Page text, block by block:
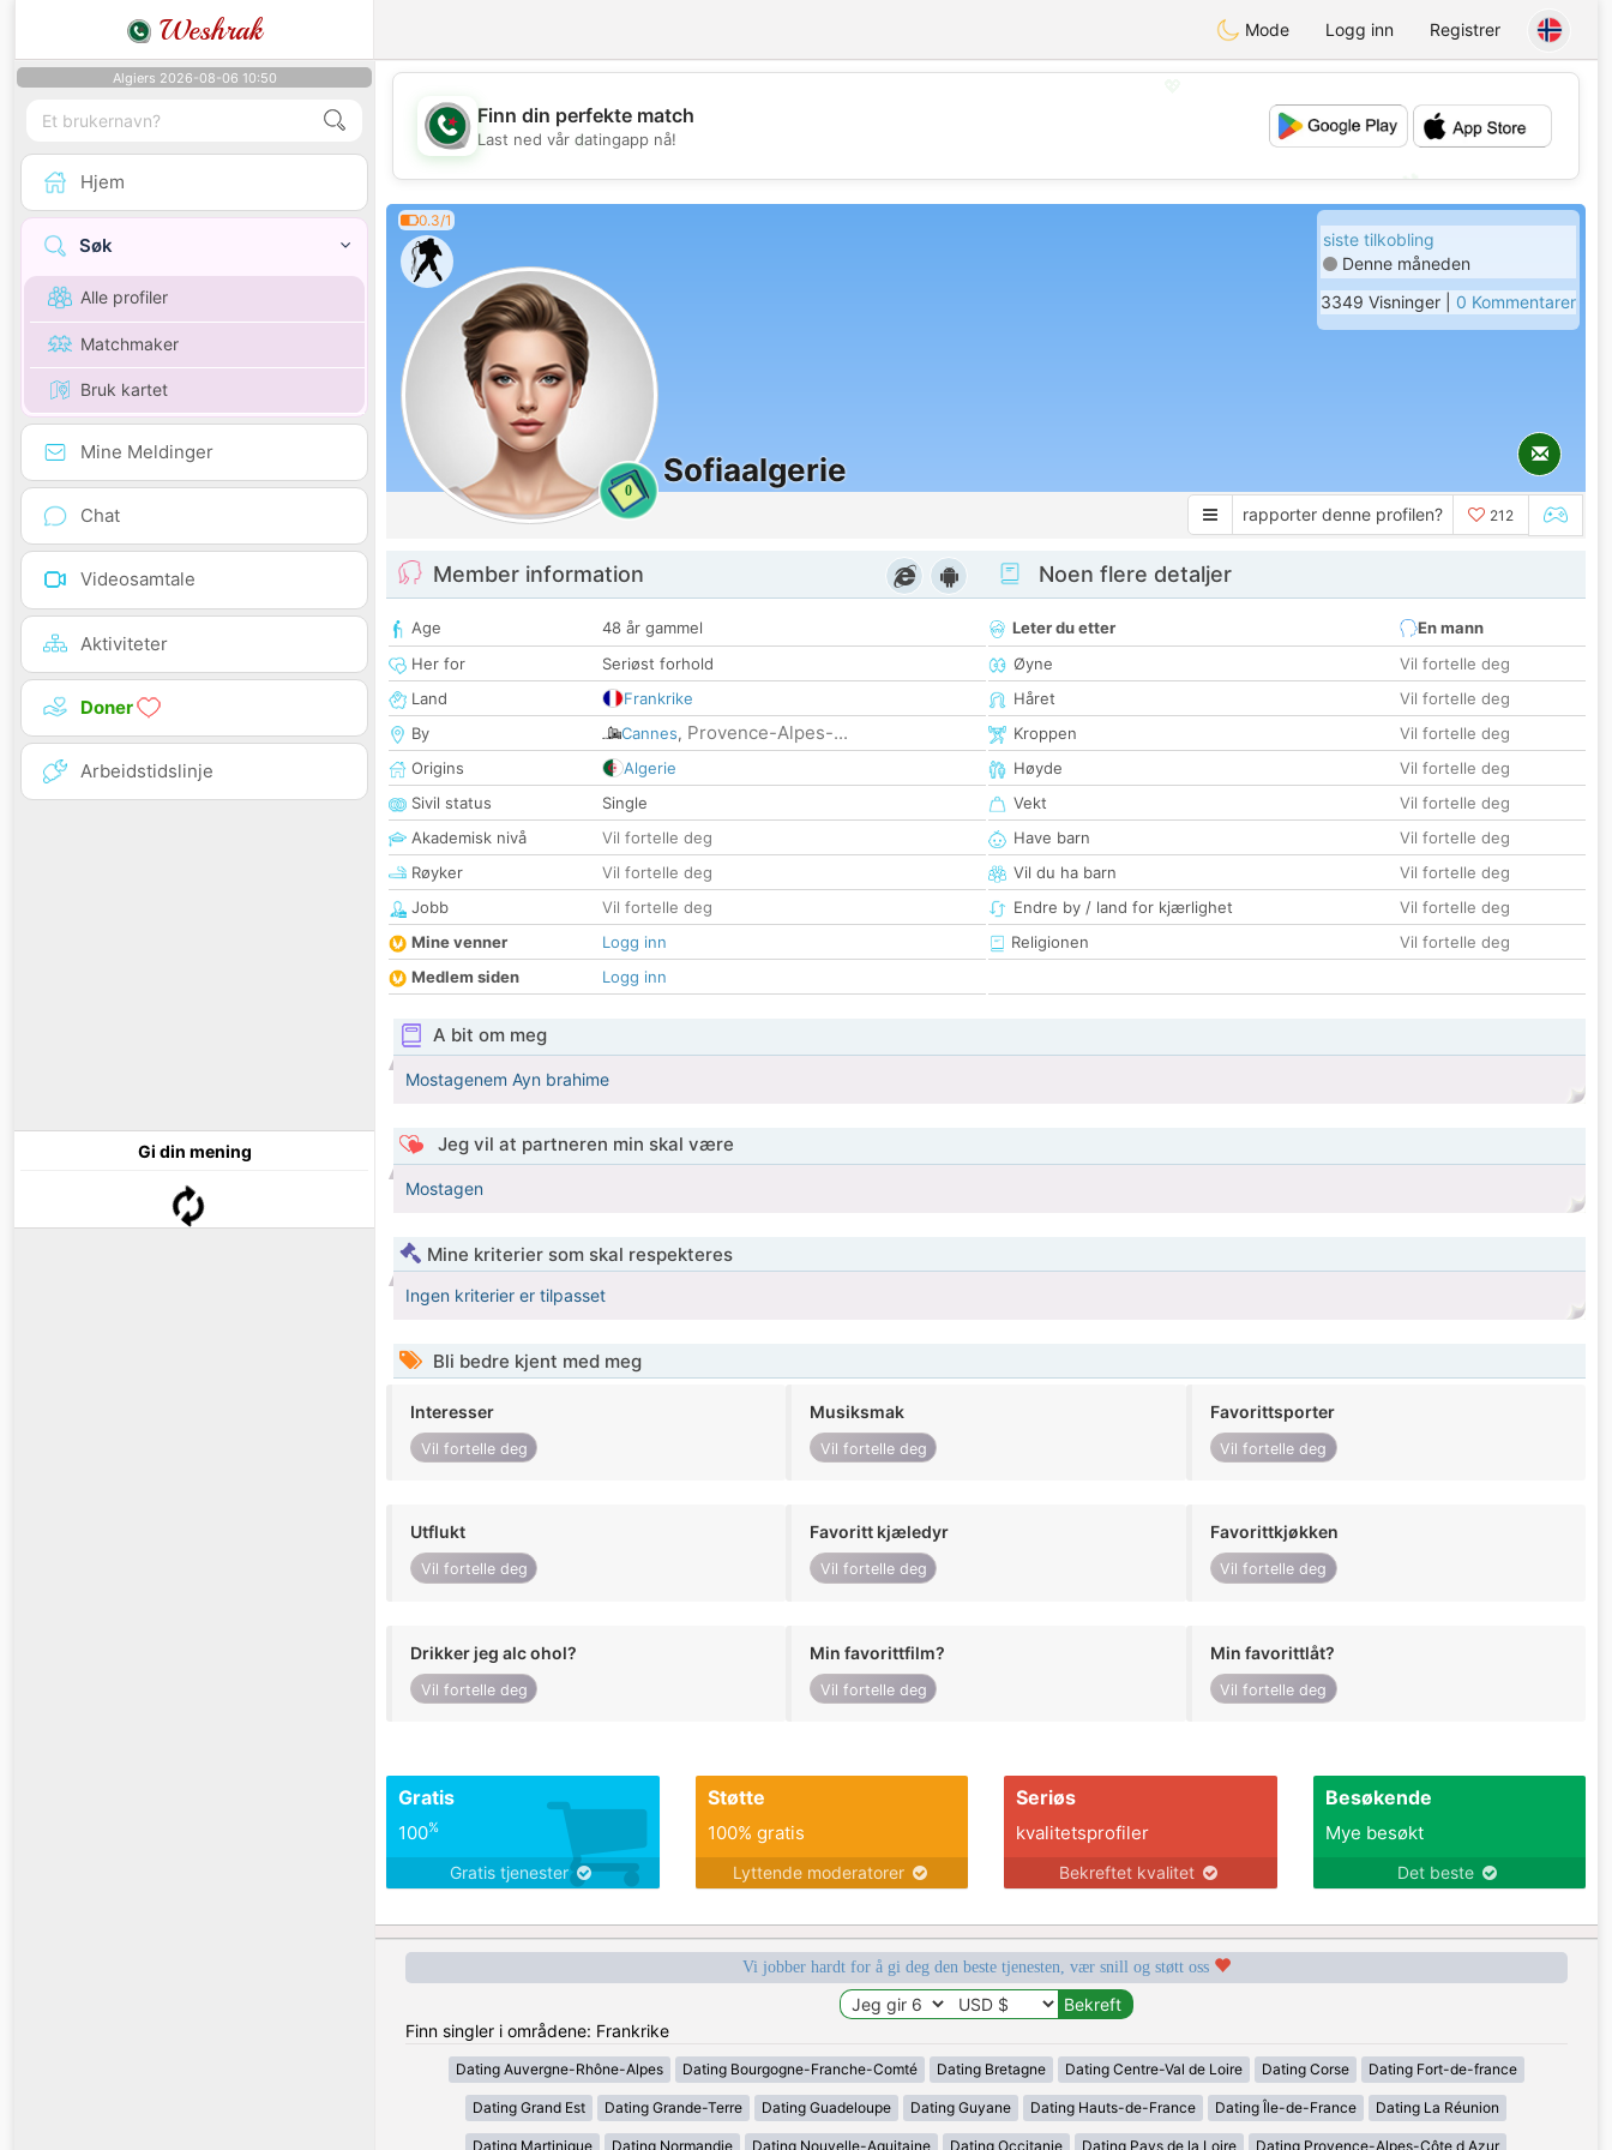
Weshrak Mode Logg inn Registrer
Algiers 2026-08-06 10:50
Hjem
Søk
Alle profiler
Matchmaker
Bruk kartet
Mine Meldinger
Chat
Videosamtale
Aktiviteter
Doner
Arbeidstidslinje
Gi din mening
💖
Finn din perfekte match
Last ned vår datingapp nå!
0.3/1
0
Sofiaalgerie
siste tilkobling
Denne måneden
3349 Visninger | 0 Kommentarer
rapporter denne profilen? 212
Member information
Age
48 år gammel
Her for
Seriøst forhold
Land
Frankrike
By
Cannes, Provence-Alpes-...
Origins
Algerie
Sivil status
Single
Akademisk nivå
Vil fortelle deg
Røyker
Vil fortelle deg
Jobb
Vil fortelle deg
Mine venner
Logg inn
Medlem siden
Logg inn
Noen flere detaljer
Leter du etter
En mann
Øyne
Vil fortelle deg
Håret
Vil fortelle deg
Kroppen
Vil fortelle deg
Høyde
Vil fortelle deg
Vekt
Vil fortelle deg
Have barn
Vil fortelle deg
Vil du ha barn
Vil fortelle deg
Endre by / land for kjærlighet
Vil fortelle deg
Religionen
Vil fortelle deg
A bit om meg
Mostagenem Ayn brahime
Jeg vil at partneren min skal være
Mostagen
Mine kriterier som skal respekteres
Ingen kriterier er tilpasset
Bli bedre kjent med meg
Interesser
Vil fortelle deg
Musiksmak
Vil fortelle deg
Favorittsporter
Vil fortelle deg
Utflukt
Vil fortelle deg
Favoritt kjæledyr
Vil fortelle deg
Favorittkjøkken
Vil fortelle deg
Drikker jeg alc ohol?
Vil fortelle deg
Min favorittfilm?
Vil fortelle deg
Min favorittlåt?
Vil fortelle deg
Gratis
100%
Gratis tjenester
Støtte
100% gratis
Lyttende moderatorer
Seriøs
kvalitetsprofiler
Bekreftet kvalitet
Besøkende
Mye besøkt
Det beste
Vi jobber hardt for å gi deg den beste tjenesten, vær snill og støtt oss
Finn singler i områdene: Frankrike
Dating Auvergne-Rhône-Alpes Dating Bourgogne-Franche-Comté Dating Bretagne Dating Centre-Val de Loire Dating Corse Dating Fort-de-france
Dating Grand Est Dating Grande-Terre Dating Guadeloupe Dating Guyane Dating Hauts-de-France Dating Île-de-France Dating La Réunion
Dating Martinique Dating Normandie Dating Nouvelle-Aquitaine Dating Occitanie Dating Pays de la Loire Dating Provence-Alpes-Côte d Azur